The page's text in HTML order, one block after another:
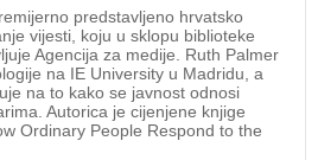
predstavljeno hrvatsko
vijesti, koju u sklopu biblioteke
Agencija za medije. Ruth Palmer
na IE University u Madridu, a
na to kako se javnost odnosi
Autorica je cijenjene knjige
Ordinary People Respond to the